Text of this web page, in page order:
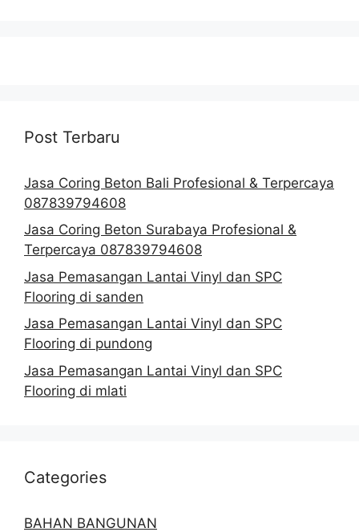
Post Terbaru
Jasa Coring Beton Bali Profesional & Terpercaya
087839794608
Jasa Coring Beton Surabaya Profesional &
Terpercaya 087839794608
Jasa Pemasangan Lantai Vinyl dan SPC
Flooring di sanden
Jasa Pemasangan Lantai Vinyl dan SPC
Flooring di pundong
Jasa Pemasangan Lantai Vinyl dan SPC
Flooring di mlati
Categories
BAHAN BANGUNAN